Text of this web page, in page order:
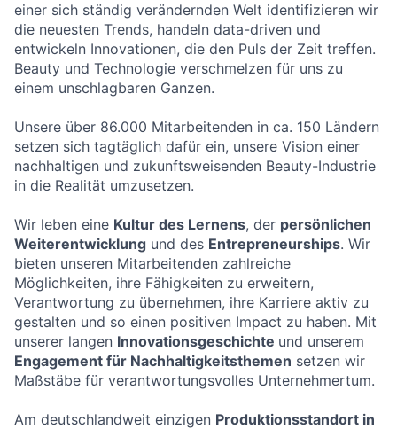
einer sich ständig verändernden Welt identifizieren wir
die neuesten Trends, handeln data-driven und
entwickeln Innovationen, die den Puls der Zeit treffen.
Beauty und Technologie verschmelzen für uns zu
einem unschlagbaren Ganzen.
Unsere über 86.000 Mitarbeitenden in ca. 150 Ländern
setzen sich tagtäglich dafür ein, unsere Vision einer
nachhaltigen und zukunftsweisenden Beauty-Industrie
in die Realität umzusetzen.
Wir leben eine Kultur des Lernens, der persönlichen
Weiterentwicklung und des Entrepreneurships. Wir
bieten unseren Mitarbeitenden zahlreiche
Möglichkeiten, ihre Fähigkeiten zu erweitern,
Verantwortung zu übernehmen, ihre Karriere aktiv zu
gestalten und so einen positiven Impact zu haben. Mit
unserer langen Innovationsgeschichte und unserem
Engagement für Nachhaltigkeitsthemen setzen wir
Maßstäbe für verantwortungsvolles Unternehmertum.
Am deutschlandweit einzigen Produktionsstandort in